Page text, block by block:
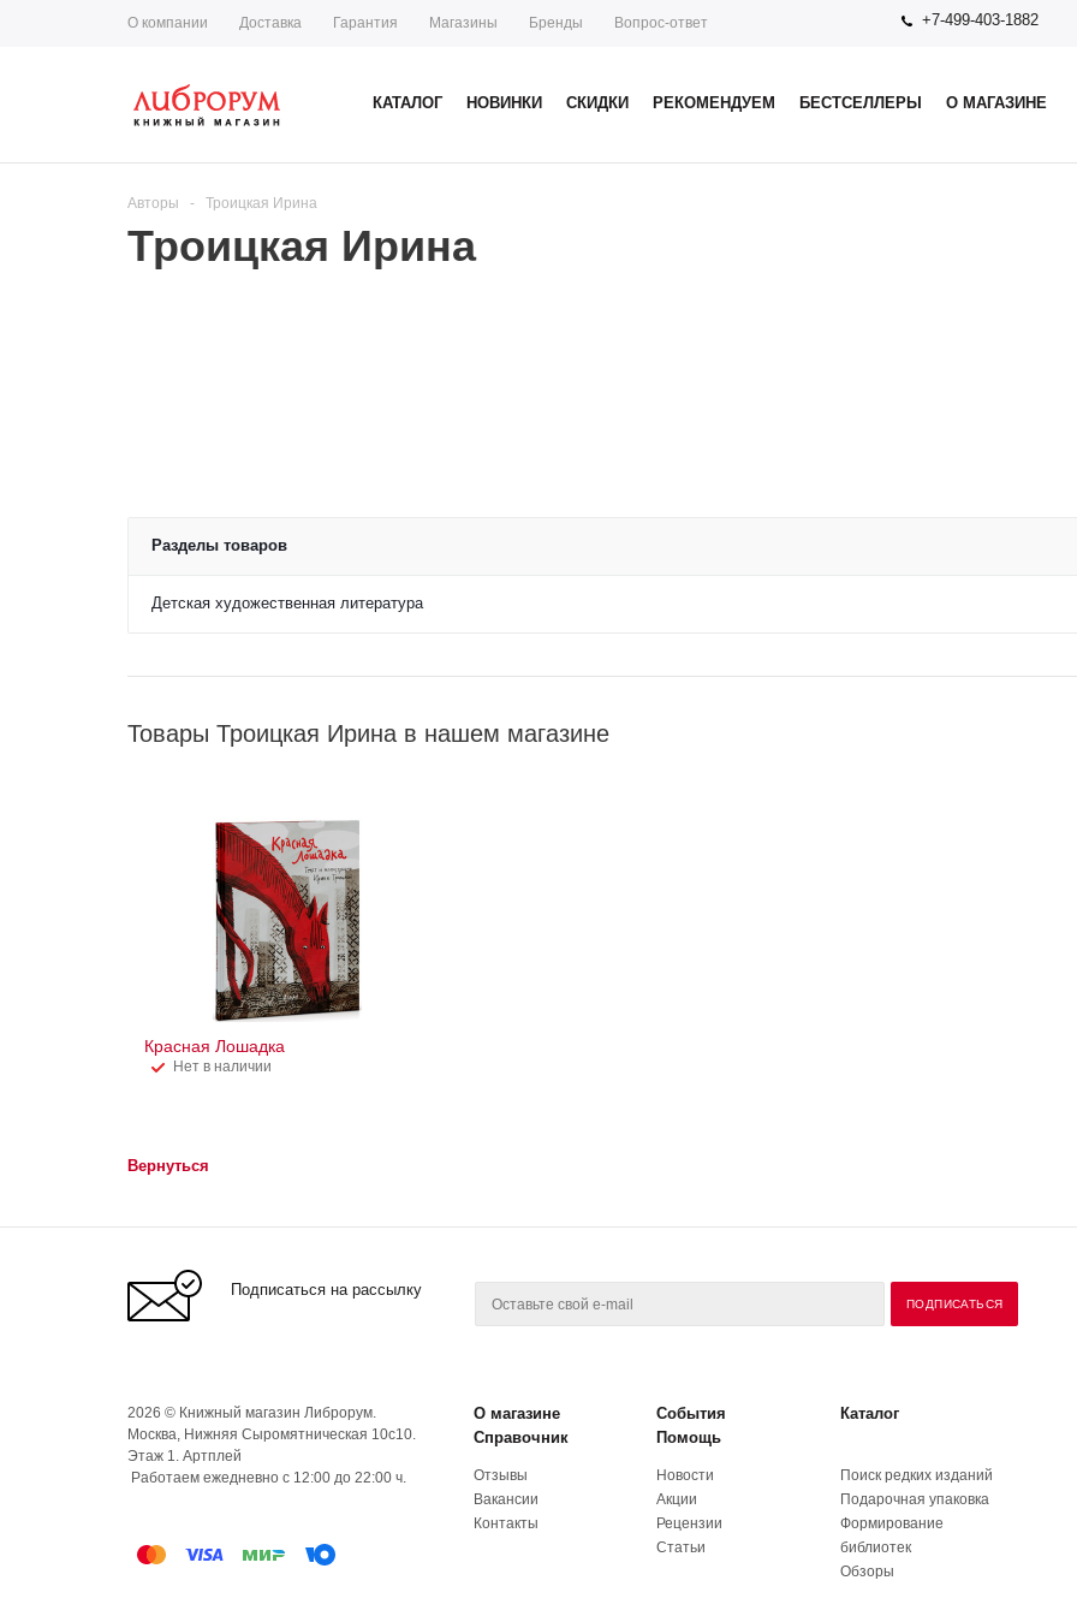
О компании Доставка Гарантия Магазины Бренды Вопрос-ответ +7-499-403-1882
КАТАЛОГ НОВИНКИ СКИДКИ РЕКОМЕНДУЕМ БЕСТСЕЛЛЕРЫ О МАГАЗИНЕ
Авторы - Троицкая Ирина
Троицкая Ирина
Разделы товаров
Детская художественная литература
Товары Троицкая Ирина в нашем магазине
Красная Лошадка
Нет в наличии
Вернуться
Подписаться на рассылку
2026 © Книжный магазин Либрорум.
Москва, Нижняя Сыромятническая 10с10.
Этаж 1. Артплей
Работаем ежедневно с 12:00 до 22:00 ч.
О магазине События
Каталог
Справочник
Помощь
Отзывы
Вакансии
Контакты
Новости
Акции
Рецензии
Статьи
Поиск редких изданий
Подарочная упаковка
Формирование
библиотек
Обзоры